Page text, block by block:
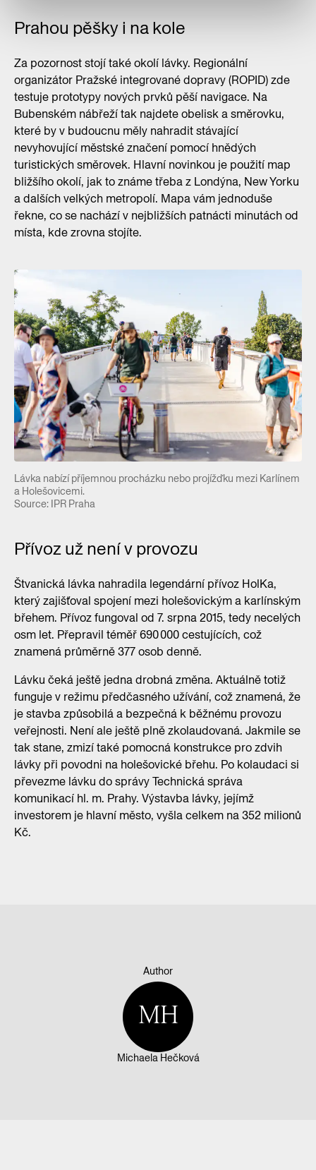
Prahou pěšky i na kole
Za pozornost stojí také okolí lávky. Regionální
organizátor Pražské integrované dopravy (ROPID) zde
testuje prototypy nových prvků pěší navigace. Na
Bubenském nábřeží tak najdete obelisk a směrovku,
které by v budoucnu měly nahradit stávající
nevyhovující městské značení pomocí hnědých
turistických směrovek. Hlavní novinkou je použití map
bližšího okolí, jak to známe třeba z Londýna, New Yorku
a dalších velkých metropolí. Mapa vám jednoduše
řekne, co se nachází v nejbližších patnácti minutách od
místa, kde zrovna stojíte.
Lávka nabízí příjemnou procházku nebo projížďku mezi Karlínem
a Holešovicemi.
Source: IPR Praha
Přívoz už není v provozu
Štvanická lávka nahradila legendární přívoz HolKa,
který zajišťoval spojení mezi holešovickým a karlínským
břehem. Přívoz fungoval od 7. srpna 2015, tedy necelých
osm let. Přepravil téměř 690 000 cestujících, což
znamená průměrně 377 osob denně.
Lávku čeká ještě jedna drobná změna. Aktuálně totiž
funguje v režimu předčasného užívání, což znamená, že
je stavba způsobilá a bezpečná k běžnému provozu
veřejnosti. Není ale ještě plně zkolaudovaná. Jakmile se
tak stane, zmizí také pomocná konstrukce pro zdvih
lávky při povodni na holešovické břehu. Po kolaudaci si
převezme lávku do správy Technická správa
komunikací hl. m. Prahy. Výstavba lávky, jejímž
investorem je hlavní město, vyšla celkem na 352 milionů
Kč.
Author
MH
Michaela Hečková